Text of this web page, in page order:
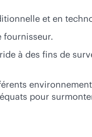
et en
fournisseur.
à des fins de
pour